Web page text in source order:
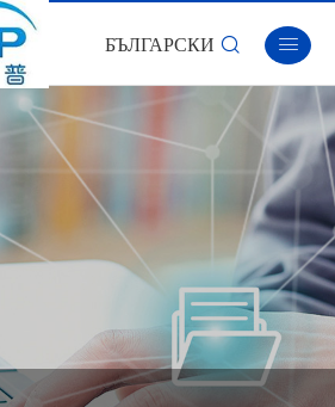
БЪЛГАРСКИ  